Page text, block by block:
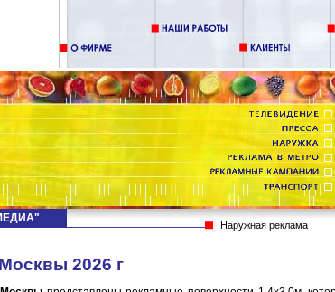
Наружная реклама
2026 г